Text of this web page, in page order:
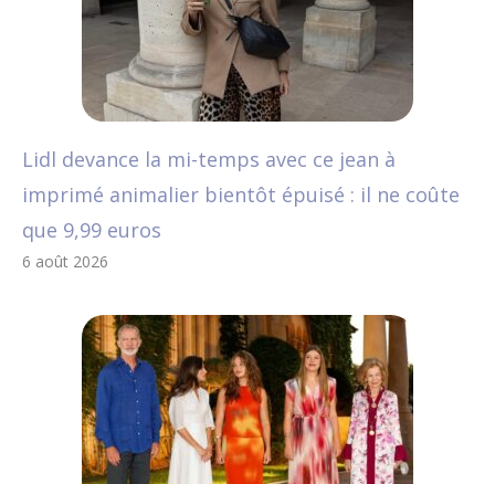
Lidl devance la mi-temps avec ce jean à
imprimé animalier bientôt épuisé : il ne coûte
que 9,99 euros
6 août 2026